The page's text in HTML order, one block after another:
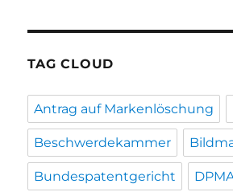
TAG CLOUD
Antrag auf Markenlöschung
Beschwerdekammer
Bundespatentgericht